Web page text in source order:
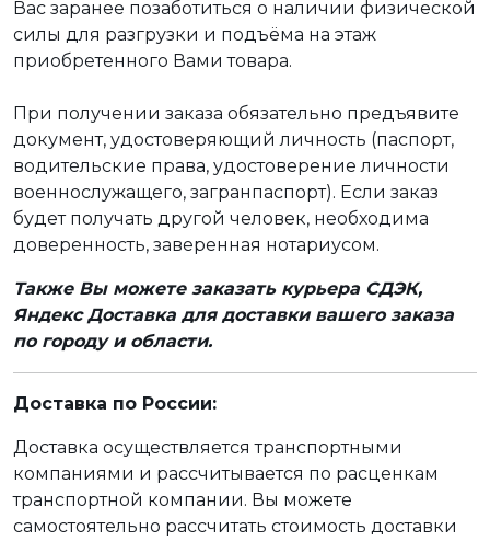
Вас заранее позаботиться о наличии физической
силы для разгрузки и подъёма на этаж
приобретенного Вами товара.
При получении заказа обязательно предъявите
документ, удостоверяющий личность (паспорт,
водительские права, удостоверение личности
военнослужащего, загранпаспорт). Если заказ
будет получать другой человек, необходима
доверенность, заверенная нотариусом.
Также Вы можете заказать курьера СДЭК,
Яндекс Доставка для доставки вашего заказа
по городу и области.
Доставка по России:
Доставка осуществляется транспортными
компаниями и рассчитывается по расценкам
транспортной компании. Вы можете
самостоятельно рассчитать стоимость доставки